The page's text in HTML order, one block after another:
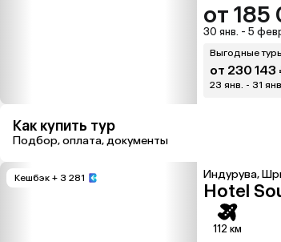
от 185
30 янв. - 5
Выгодные
от 230 143
23 янв. - 31
Как купить тур
Подбор, оплата, документы
Кешбэк + 3 281 Индурува,
Hotel
112 км